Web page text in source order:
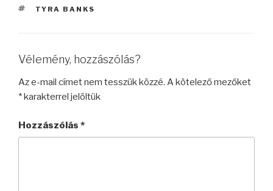
CÍMKÉK
TYRA BANKS
Vélemény, hozzászólás?
Az e-mail címet nem tesszük közzé. A kötelező mezőket
*karakterrel jelöltük
Hozzászólás *